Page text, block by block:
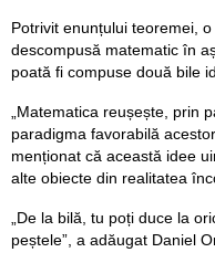
Potrivit enunțului teoremei,
descompusă matematic în
poată fi compuse două bile
„Matematica reușește, prin
paradigma favorabilă
menționat că această idee
alte obiecte din realitatea
„De la bilă, tu poți duce la
peștele”, a adăugat Daniel